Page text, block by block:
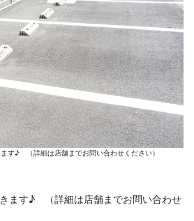
す♪ （詳細は店舗までお問い合わせください）
ます♪ （詳細は店舗までお問い合わせ